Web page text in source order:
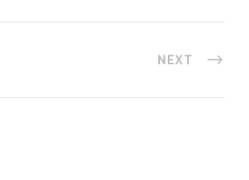
NEXT